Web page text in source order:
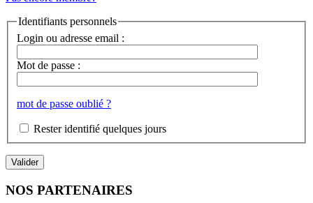
Identifiants personnels
Login ou adresse email :
Mot de passe :
mot de passe oublié ?
Rester identifié quelques jours
NOS PARTENAIRES